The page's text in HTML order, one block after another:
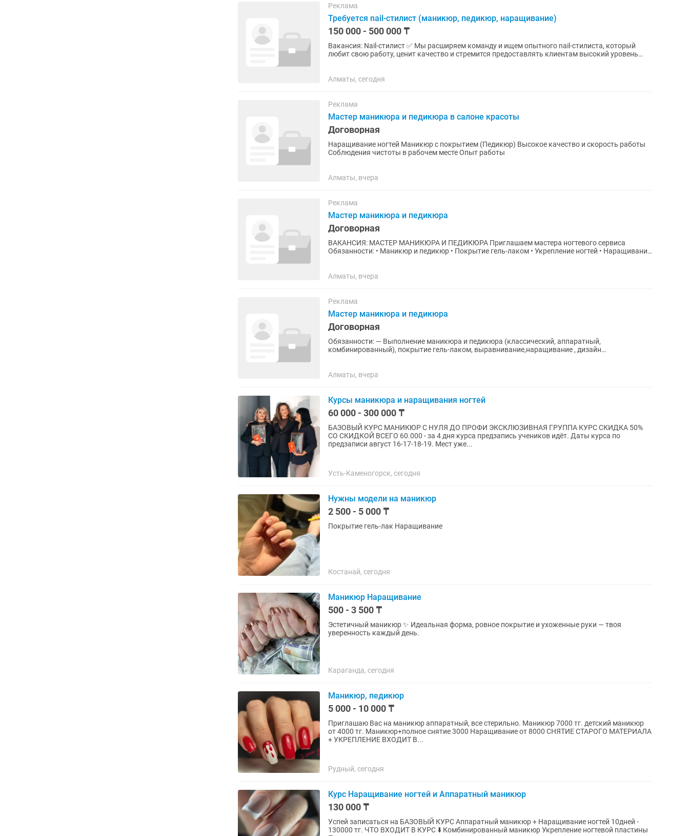
Реклама
Требуется nail-стилист (маникюр, педикюр, наращивание)
150 000 - 500 000 ₸
Вакансия: Nail-стилист ✅ Мы расширяем команду и ищем опытного nail-стилиста, который
любит свою работу, ценит качество и стремится предоставлять клиентам высокий уровень
Алматы, сегодня
Реклама
Мастер маникюра и педикюра в салоне красоты
Договорная
Наращивание ногтей Маникюр с покрытием (Педикюр) Высокое качество и скорость работы
Соблюдения чистоты в рабочем месте Опыт работы
Алматы, вчера
Реклама
Мастер маникюра и педикюра
Договорная
ВАКАНСИЯ: МАСТЕР МАНИКЮРА И ПЕДИКЮРА Приглашаем мастера ногтевого сервиса
Обязанности: • Маникюр и педикюр • Покрытие гель-лаком • Укрепление ногтей • Наращивание
Алматы, вчера
Реклама
Мастер маникюра и педикюра
Договорная
Обязанности: — Выполнение маникюра и педикюра (классический, аппаратный,
комбинированный), покрытие гель-лаком, выравнивание,наращивание , дизайн
Алматы, вчера
Курсы маникюра и наращивания ногтей
60 000 - 300 000 ₸
БАЗОВЫЙ КУРС МАНИКЮР С НУЛЯ ДО ПРОФИ ЭКСКЛЮЗИВНАЯ ГРУППА КУРС СКИДКА 50%
СО СКИДКОЙ ВСЕГО 60.000 - за 4 дня курса предзапись учеников идёт. Даты курса по
предзаписи август 16-17-18-19. Мест уже...
Усть-Каменогорск, сегодня
Нужны модели на маникюр
2 500 - 5 000 ₸
Покрытие гель-лак Наращивание
Костанай, сегодня
Маникюр Наращивание
500 - 3 500 ₸
Эстетичный маникюр ✨ Идеальная форма, ровное покрытие и ухоженные руки — твоя
уверенность каждый день.
Караганда, сегодня
Маникюр, педикюр
5 000 - 10 000 ₸
Приглашаю Вас на маникюр аппаратный, все стерильно. Маникюр 7000 тг. детский маникюр
от 4000 тг. Маникюр+полное снятие 3000 Наращивание от 8000 СНЯТИЕ СТАРОГО МАТЕРИАЛА
+ УКРЕПЛЕНИЕ ВХОДИТ В...
Рудный, сегодня
Курс Наращивание ногтей и Аппаратный маникюр
130 000 ₸
Успей записаться на БАЗОВЫЙ КУРС Аппаратный маникюр + Наращивание ногтей 10дней -
130000 тг. ЧТО ВХОДИТ В КУРС ⬇️ Комбинированный маникюр Укрепление ногтевой пластины